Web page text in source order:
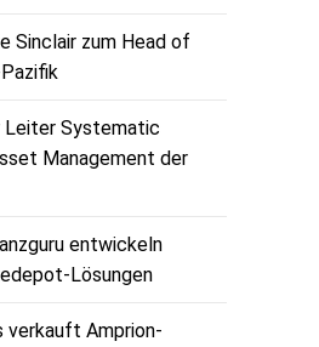
Sinclair zum Head of
Leiter Systematic
Management der
entwickeln
Lösungen
verkauft Amprion-